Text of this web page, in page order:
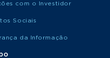
com o Investidor
Sociais
da Informação